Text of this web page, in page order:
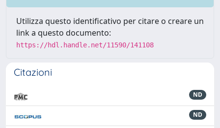
Utilizza questo identificativo per citare o creare un
link a questo documento:
https://hdl.handle.net/11590/141108
Citazioni
ND
ND